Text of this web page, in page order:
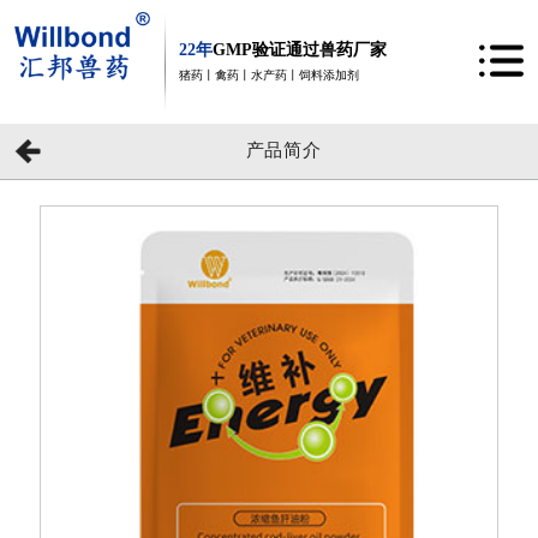
22年GMP验证通过兽药厂家
猪药丨禽药丨水产药丨饲料添加剂
产品简介